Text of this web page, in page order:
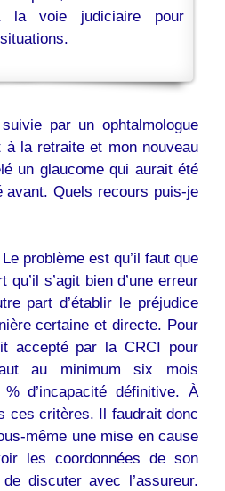
la voie judiciaire pour
suivie par un ophtalmologue
la retraite et mon nouveau
un glaucome qui aurait été
avant. Quels recours puis-je
Le problème est qu’il faut que
qu’il s’agit bien d’une erreur
part d’établir le préjudice
certaine et directe. Pour
accepté par la CRCI pour
au minimum six mois
d’incapacité définitive. À
ces critères. Il faudrait donc
même une mise en cause
les coordonnées de son
discuter avec l’assureur.